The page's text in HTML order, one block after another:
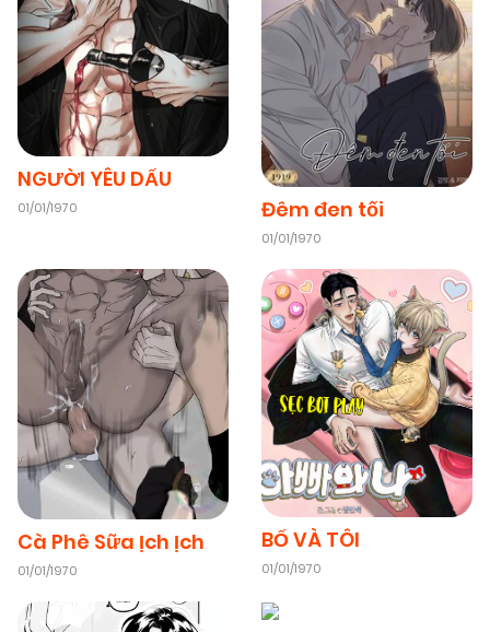
Chapter 8(VIP) 09/11/2025
Chapter 7(VIP)
Chapter 5(VIP) 09/11/2025
Chapter 4 09/11/2025
Chapter 3(VIP) 09/11/2025
Chapter 2(VIP)
Chapter 1 (VIP) 09/11/2025
NGƯỜI YÊU DẤU
01/01/1970 Đêm đen tối
01/01/1970
Cà Phê Sữa Ịch Ịch
01/01/1970
BỐ VÀ TÔI
01/01/1970